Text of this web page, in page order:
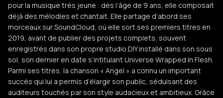
pour la musique très jeune : dès l’âge de 9 ans, elle composait
déjà des mélodies et chantait. Elle partage d’abord ses
morceaux sur SoundCloud, où elle sort ses premiers titres en
2019, avant de publier des projets complets, souvent
enregistrés dans son propre studio DIY installé dans son sous
sol, son dernier en date s’intitulant Universe Wrapped In Flesh.
Parmi ses titres, la chanson « Angel » a connu un important
succès qui lui a permis d’élargir son public, séduisant des
auditeurs touchés par son style audacieux et ambitieux. Grâce